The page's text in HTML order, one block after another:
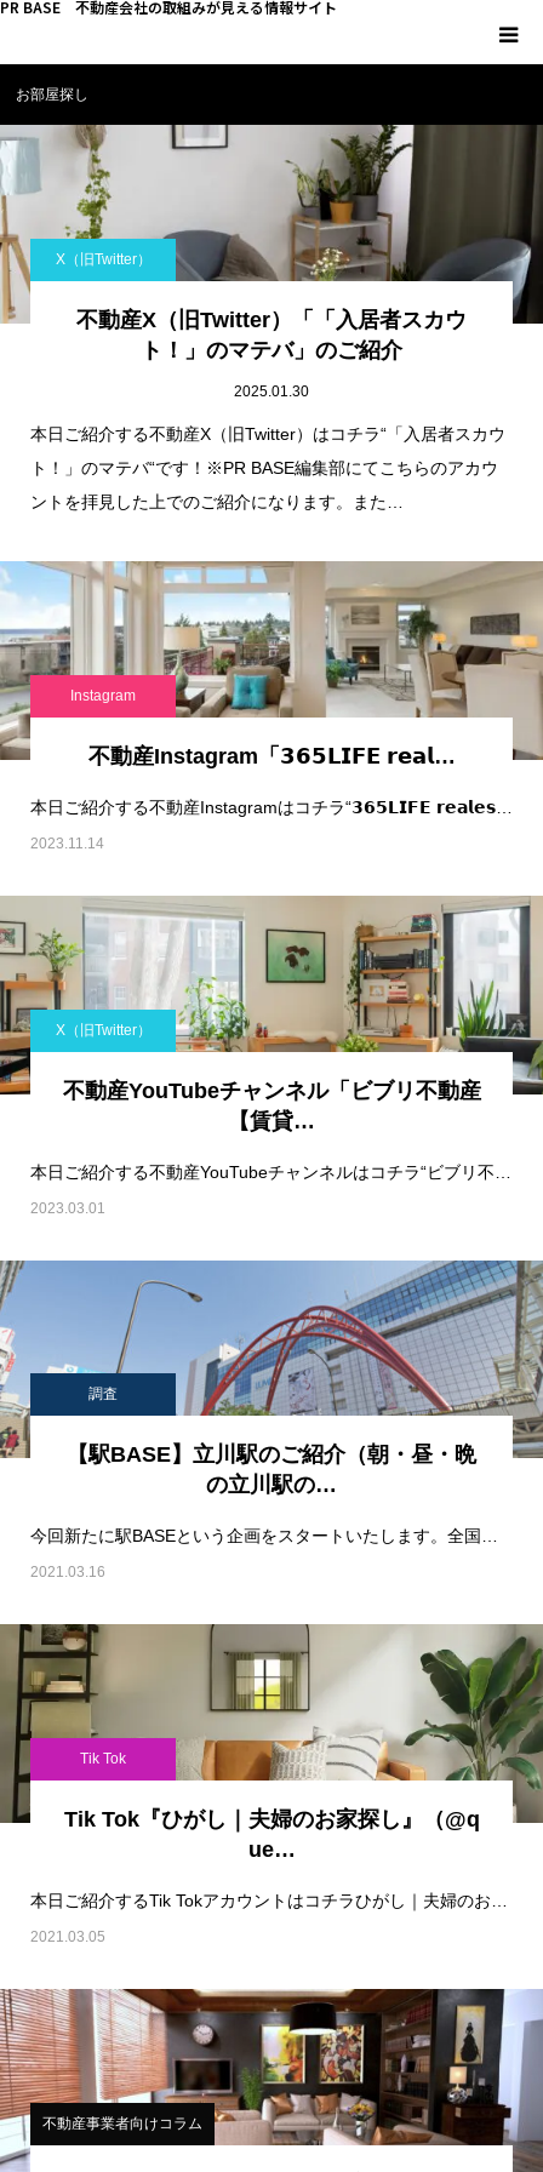
PR BASE 不動産会社の取組みが見える情報サイト
お部屋探し
X（旧Twitter）
不動産X（旧Twitter）「「入居者スカウ
ト！」のマテバ」のご紹介
2025.01.30
本日ご紹介する不動産X（旧Twitter）はコチラ“「入居者スカウ
ト！」のマテバ“です！※PR BASE編集部にてこちらのアカウ
ントを拝見した上でのご紹介になります。また…
Instagram
不動産Instagram「𝟯𝟲𝟱𝗟𝗜𝗙𝗘 𝗿𝗲𝗮𝗹…
2023.11.14
X（旧Twitter）
不動産YouTubeチャンネル「ビブリ不動産
【賃貸…
2023.03.01
調査
【駅BASE】立川駅のご紹介（朝・昼・晩
の立川駅の…
今回新たに駅BASEという企画をスタートいたします。全国の駅を紹介しながら特に編集部のこだわってい…
2021.03.16
Tik Tok
Tik Tok『ひがし｜夫婦のお家探し』（@q
ue…
本日ご紹介するTik Tokアカウントはコチラひがし｜夫婦のお家探し（@queenstyl…
2021.03.05
不動産事業者向けコラム
HOME
PR BASEとは
キーマンインタビュー
不動産 YouTube
不動産関連調査